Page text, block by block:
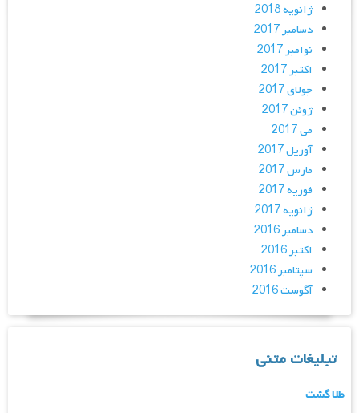
ژانویه 2018
دسامبر 2017
نوامبر 2017
اکتبر 2017
جولای 2017
ژوئن 2017
می 2017
آوریل 2017
مارس 2017
فوریه 2017
ژانویه 2017
دسامبر 2016
اکتبر 2016
سپتامبر 2016
آگوست 2016
تبلیغات متنی
طلا گشت